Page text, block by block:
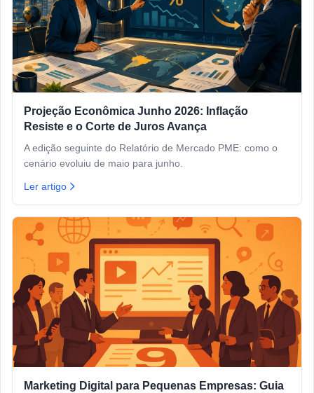
Projeção Econômica Junho 2026: Inflação
Resiste e o Corte de Juros Avança
A edição seguinte do Relatório de Mercado PME: como o
cenário evoluiu de maio para junho.
Ler artigo
Marketing Digital para Pequenas Empresas: Guia